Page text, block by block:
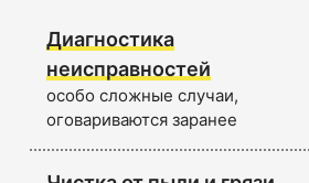
Диагностика
неисправностей
особо сложные случаи,
оговариваются заранее